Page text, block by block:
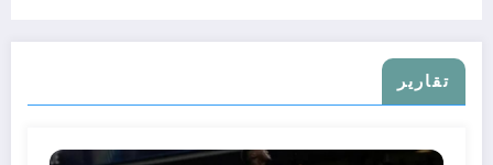
تقارير